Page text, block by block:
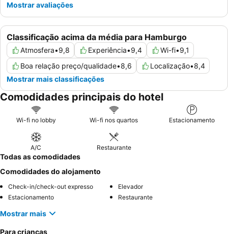
Classificação acima da média para Hamburgo
Atmosfera•9,8 Experiência•9,4 Wi-fi•9,1
Boa relação preço/qualidade•8,6 Localização•8,4
Mostrar mais classificações
Mostrar avaliações
Comodidades principais do hotel
Wi-fi no lobby Wi-fi nos quartos Estacionamento
A/C Restaurante
Todas as comodidades
Comodidades do alojamento
Check-in/check-out expresso
Elevador
Estacionamento
Restaurante
Mostrar mais
Para crianças